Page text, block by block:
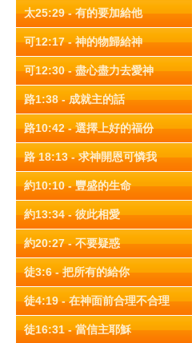
太25:29 - 有的要加給他
可12:17 - 神的物歸給神
可12:30 - 盡心盡力去愛神
路1:38 - 成就主的話
路10:42 - 選擇上好的福份
路 18:13 - 求神開恩可憐我
約10:10 - 豐盛的生命
約13:34 - 彼此相愛
約20:27 - 不要疑惑
徒3:6 - 把所有的給你
徒4:19 - 在神面前合理不合理
徒16:31 - 當信主耶穌